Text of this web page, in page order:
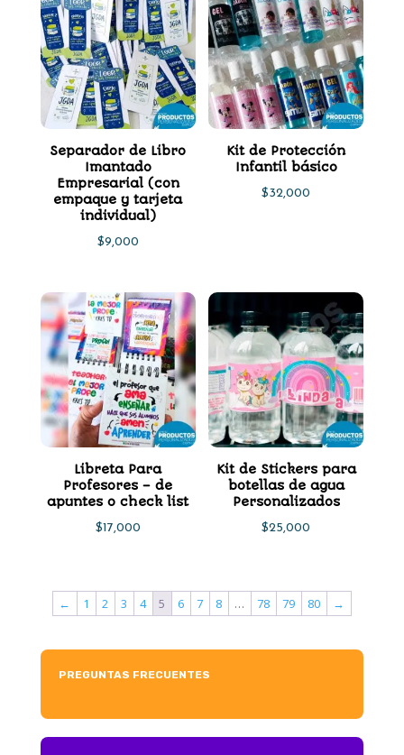
Separador de Libro
Imantado
Empresarial (con
empaque y tarjeta
individual)
$9,000
Kit de Protección
Infantil básico
$32,000
Libreta Para
Profesores – de
apuntes o check list
$17,000
Kit de Stickers para
botellas de agua
Personalizados
$25,000
← 1 2 3 4 5 6 7 8 … 78 79 80 →
PREGUNTAS FRECUENTES